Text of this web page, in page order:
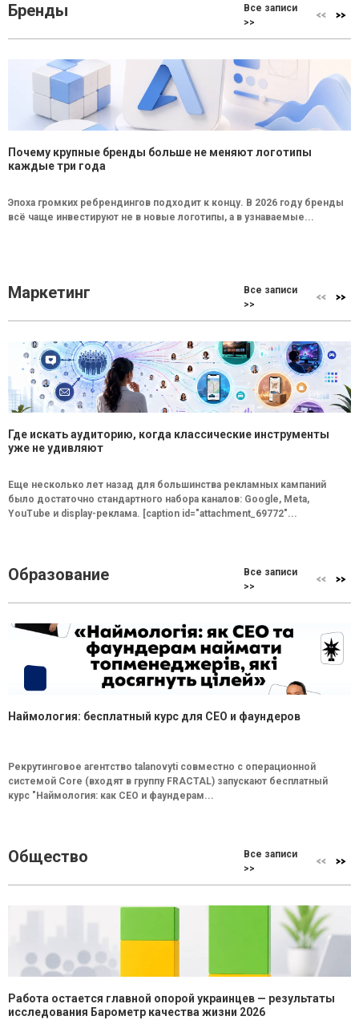
Бренды
Все записи
>>
Почему крупные бренды больше не меняют логотипы
каждые три года
Эпоха громких ребрендингов подходит к концу. В 2026 году бренды
всё чаще инвестируют не в новые логотипы, а в узнаваемые...
Маркетинг
Все записи
>>
Где искать аудиторию, когда классические инструменты
уже не удивляют
Еще несколько лет назад для большинства рекламных кампаний
было достаточно стандартного набора каналов: Google, Meta,
YouTube и display-реклама. [caption id="attachment_69772"...
Образование
Все записи
>>
Наймология: бесплатный курс для CEO и фаундеров
Рекрутинговое агентство talanovyti совместно с операционной
системой Core (входят в группу FRACTAL) запускают бесплатный
курс "Наймология: как СEO и фаундерам...
Общество
Все записи
>>
Работа остается главной опорой украинцев — результаты
исследования Барометр качества жизни 2026